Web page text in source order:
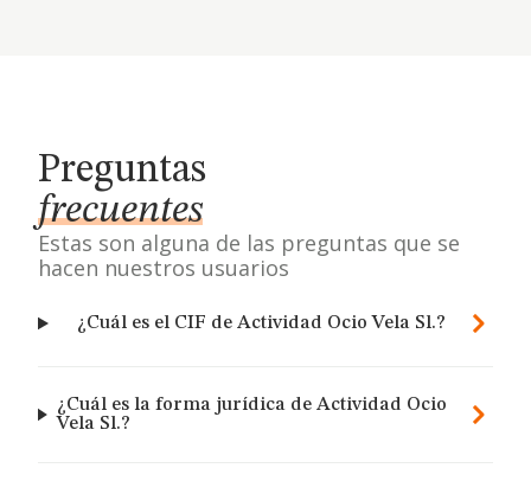
Preguntas
frecuentes
Estas son alguna de las preguntas que se
hacen nuestros usuarios
¿Cuál es el CIF de Actividad Ocio Vela Sl.?
¿Cuál es la forma jurídica de Actividad Ocio
Vela Sl.?